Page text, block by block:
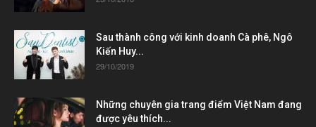
Sau thành công với kinh doanh Cà phê, Ngô
Kiến Huy...
29/10/2019
Những chuyên gia trang điểm Việt Nam đang
được yêu thích...